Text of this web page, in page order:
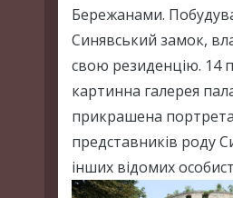
Бережанами.
Синявський замок,
свою резиденцію. 14
картинна галерея
прикрашена
представників роду
інших відомих